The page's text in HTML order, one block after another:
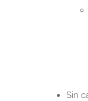
Sin